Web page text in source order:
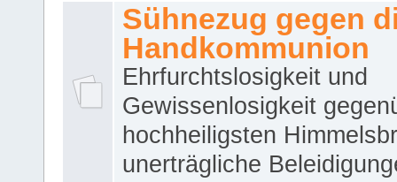
Sühnezug gegen
Handkommunion
Ehrfurchtslosigkeit und
Gewissenlosigkeit
hochheiligsten
unerträgliche